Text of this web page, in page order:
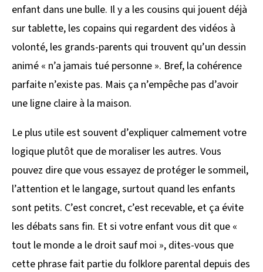
enfant dans une bulle. Il y a les cousins qui jouent déjà
sur tablette, les copains qui regardent des vidéos à
volonté, les grands-parents qui trouvent qu’un dessin
animé « n’a jamais tué personne ». Bref, la cohérence
parfaite n’existe pas. Mais ça n’empêche pas d’avoir
une ligne claire à la maison.
Le plus utile est souvent d’expliquer calmement votre
logique plutôt que de moraliser les autres. Vous
pouvez dire que vous essayez de protéger le sommeil,
l’attention et le langage, surtout quand les enfants
sont petits. C’est concret, c’est recevable, et ça évite
les débats sans fin. Et si votre enfant vous dit que «
tout le monde a le droit sauf moi », dites-vous que
cette phrase fait partie du folklore parental depuis des